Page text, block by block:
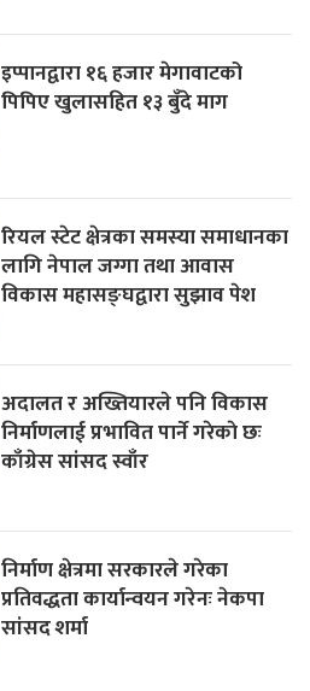
इप्पानद्वारा १६ हजार मेगावाटको
पिपिए खुलासहित १३ बुँदे माग
रियल स्टेट क्षेत्रका समस्या समाधानका
लागि नेपाल जग्गा तथा आवास
विकास महासङ्घद्वारा सुझाव पेश
अदालत र अख्तियारले पनि विकास
निर्माणलाई प्रभावित पार्ने गरेकाे छः
काँग्रेस सांसद स्वाँर
निर्माण क्षेत्रमा सरकारले गरेका
प्रतिवद्धता कार्यान्वयन गरेनः नेकपा
सांसद शर्मा